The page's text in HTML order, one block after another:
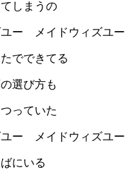
しまうの
ー メイドウィズユー
でできてる
選び方も
っていた
ー メイドウィズユー
にいる